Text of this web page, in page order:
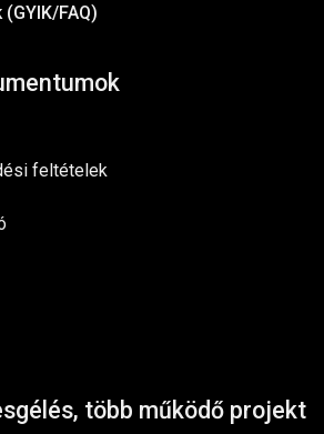
FAQ)
feltételek
több működő projekt